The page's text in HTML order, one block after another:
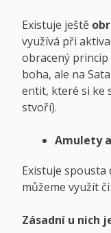
Existuje ještě
využívá při
obracený princip
boha, ale na
entit, které si ke
stvoří).
Amulety
Existuje
můžeme využít
Zásadní u nich